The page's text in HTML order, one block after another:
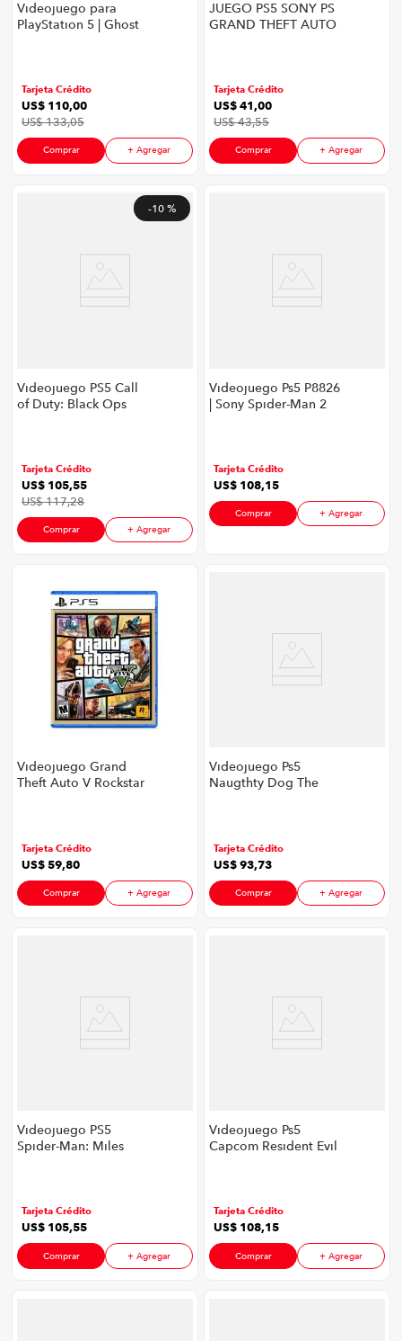
Videojuego para
PlayStation 5 | Ghost
Tarjeta Crédito
US$ 110,00
US$133,05
Comprar + Agregar
JUEGO PS5 SONY PS
GRAND THEFT AUTO
Tarjeta Crédito
US$41,00
US$43,55
Comprar + Agregar
-10 %
Videojuego PS5 Call
of Duty: Black Ops
Tarjeta Crédito
US$ 105,55
US$117,28
Comprar + Agregar
Videojuego Ps5 P8826
| Sony Spider-Man 2
Tarjeta Crédito
US$ 108,15
Comprar + Agregar
Videojuego Grand
Theft Auto V Rockstar
Tarjeta Crédito
US$59,80
Comprar + Agregar
Videojuego Ps5
Naugthty Dog The
Tarjeta Crédito
US$93,73
Comprar + Agregar
Videojuego PS5
Spider-Man: Miles
Tarjeta Crédito
US$ 105,55
Comprar + Agregar
Videojuego Ps5
Capcom Resident Evil
Tarjeta Crédito
US$ 108,15
Comprar + Agregar